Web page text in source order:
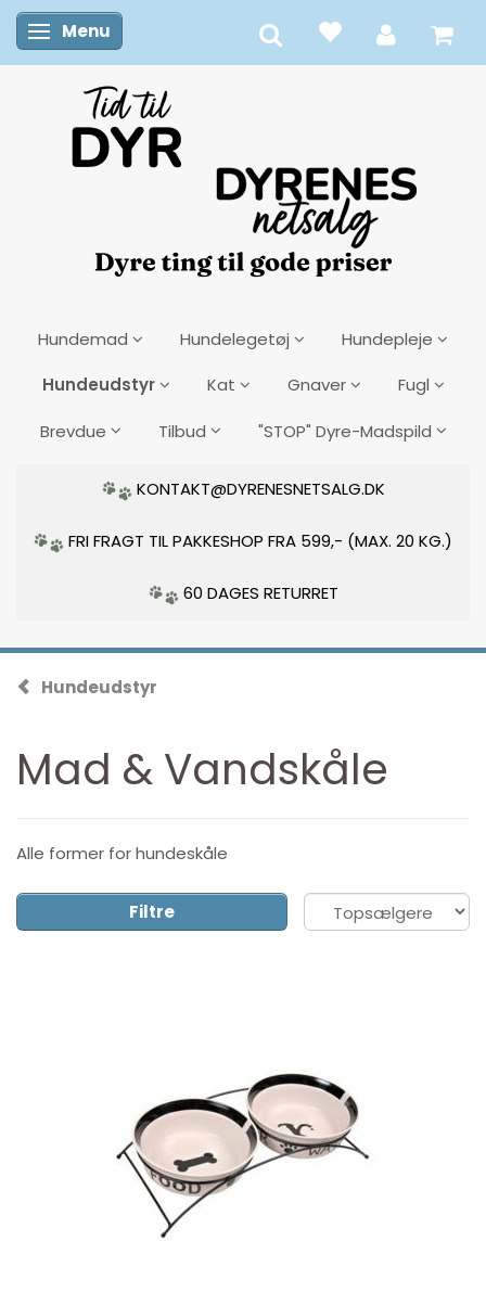
Skifte navigation
Menu
Hundemad Hundelegetøj Hundepleje
Hundeudstyr Kat Gnaver Fugl
Brevdue Tilbud "STOP" Dyre-Madspild
KONTAKT@DYRENESNETSALG.DK
FRI FRAGT TIL PAKKESHOP FRA 599,- (MAX. 20 KG.)
60 DAGES RETURRET
Hundeudstyr
Mad & Vandskåle
Alle former for hundeskåle
Filtre